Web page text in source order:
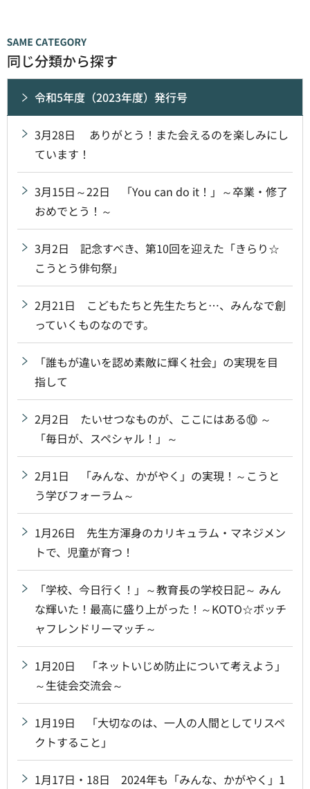
同じ分類から探す
令和5年度（2023年度）発行号
3月28日 ありがとう！また会えるのを楽しみにし
ています！
3月15日～22日 「You can do it！」～卒業・修了
おめでとう！～
3月2日 記念すべき、第10回を迎えた「きらり☆
こうとう俳句祭」
2月21日 こどもたちと先生たちと…、みんなで創
っていくものなのです。
「誰もが違いを認め素敵に輝く社会」の実現を目
指して
2月2日 たいせつなものが、ここにはある⑩ ～
「毎日が、スペシャル！」～
2月1日 「みんな、かがやく」の実現！～こうと
う学びフォーラム～
1月26日 先生方渾身のカリキュラム・マネジメン
トで、児童が育つ！
「学校、今日行く！」～教育長の学校日記～ みん
な輝いた！最高に盛り上がった！～KOTO☆ボッチ
ャフレンドリーマッチ～
1月20日 「ネットいじめ防止について考えよう」
～生徒会交流会～
1月19日 「大切なのは、一人の人間としてリスペ
クトすること」
1月17日・18日 2024年も「みんな、かがやく」1